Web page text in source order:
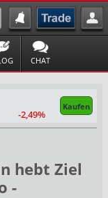
CHAT
Kaufen
-2,49%
hebt Ziel
-